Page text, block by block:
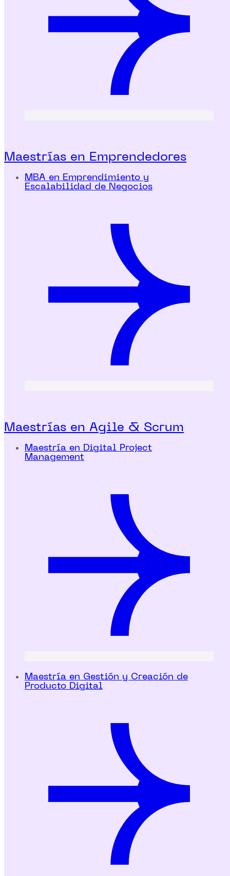
Maestrías en Emprendedores
MBA en Emprendimiento y
Escalabilidad de Negocios
Maestrías en Agile & Scrum
Maestría en Digital Project
Management
Maestría en Gestión y Creación de
Producto Digital